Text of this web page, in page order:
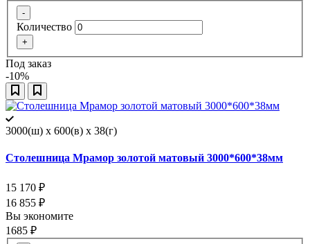
-
Количество
+
Под заказ
-10%
3000(ш) x 600(в) x 38(г)
Столешница Мрамор золотой матовый 3000*600*38мм
15 170 ₽
16 855 ₽
Вы экономите
1685 ₽